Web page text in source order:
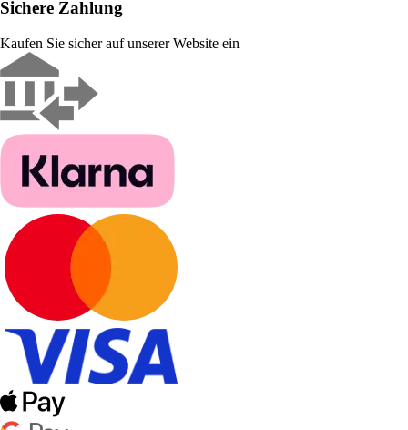
Sichere Zahlung
Kaufen Sie sicher auf unserer Website ein